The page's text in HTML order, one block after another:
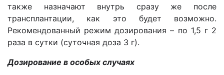
также назначают внутрь сразу же после
трансплантации, как это будет возможно.
Рекомендованный режим дозирования – по 1,5 г 2
раза в сутки (суточная доза 3 г).
Дозирование в особых случаях